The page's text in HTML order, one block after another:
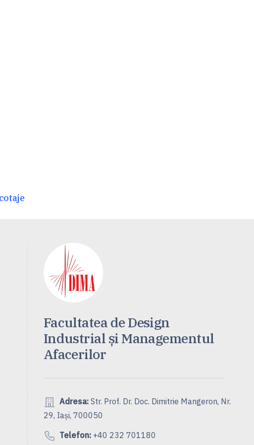
Facultatea de Design
Industrial și Managementul
Afacerilor
Adresa:Str. Prof. Dr. Doc. Dimitrie Mangeron, Nr.
29, Iași, 700050
Telefon:+40 232 701180